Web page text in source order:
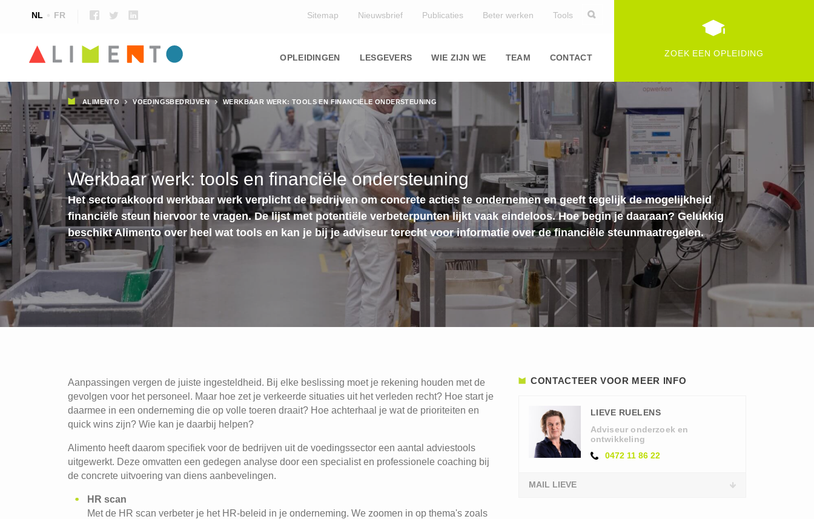
NL FR Sitemap Nieuwsbrief Publicaties Beter werken Tools
navigation
OPLEIDINGEN LESGEVERS WIE ZIJN WE TEAM CONTACT ZOEK EEN OPLEIDING
Kruimelpad
ALIMENTO VOEDINGSBEDRIJVEN WERKBAAR WERK: TOOLS EN FINANCIËLE ONDERSTEUNING
Werkbaar werk: tools en financiële ondersteuning
Het sectorakkoord werkbaar werk verplicht de bedrijven om concrete acties te ondernemen en geeft tegelijk de mogelijkheid
financiële steun hiervoor te vragen. De lijst met potentiële verbeterpunten lijkt vaak eindeloos. Hoe begin je daaraan? Gelukkig
beschikt Alimento over heel wat tools en kan je bij je adviseur terecht voor informatie over de financiële steunmaatregelen.
Aanpassingen vergen de juiste ingesteldheid. Bij elke beslissing moet je rekening houden met de
gevolgen voor het personeel. Maar hoe zet je verkeerde situaties uit het verleden recht? Hoe start je
daarmee in een onderneming die op volle toeren draait? Hoe achterhaal je wat de prioriteiten en
quick wins zijn? Wie kan je daarbij helpen?
Alimento heeft daarom specifiek voor de bedrijven uit de voedingssector een aantal adviestools
uitgewerkt. Deze omvatten een gedegen analyse door een specialist en professionele coaching bij
de concrete uitvoering van diens aanbevelingen.
HR scan
Met de HR scan verbeter je het HR-beleid in je onderneming. We zoomen in op thema's zoals
CONTACTEER VOOR MEER INFO
LIEVE RUELENS
Adviseur onderzoek en
ontwikkeling
0472 11 86 22
MAIL LIEVE